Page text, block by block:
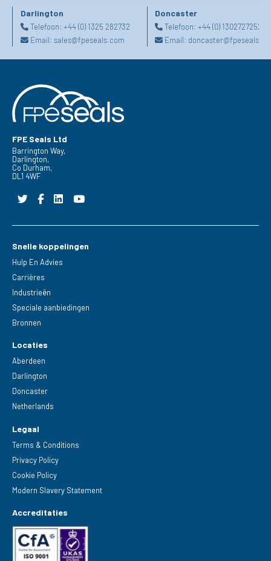
Darlington
Telefoon: +44 (0) 1325 282732
Email: sales@fpeseals.com
Doncaster
Telefoon:+44 (0) 1302727252
Email:
FPE Seals Ltd
Barrington Way,
Darlington,
Co Durham,
DL1 4WF
Snelle koppelingen
Hulp En Advies
Carrières
Industrieën
Speciale aanbiedingen
Bronnen
Locaties
Aberdeen
Darlington
Doncaster
Netherlands
Legaal
Terms & Conditions
Privacy Policy
Cookie Policy
Modern Slavery Statement
Accreditaties